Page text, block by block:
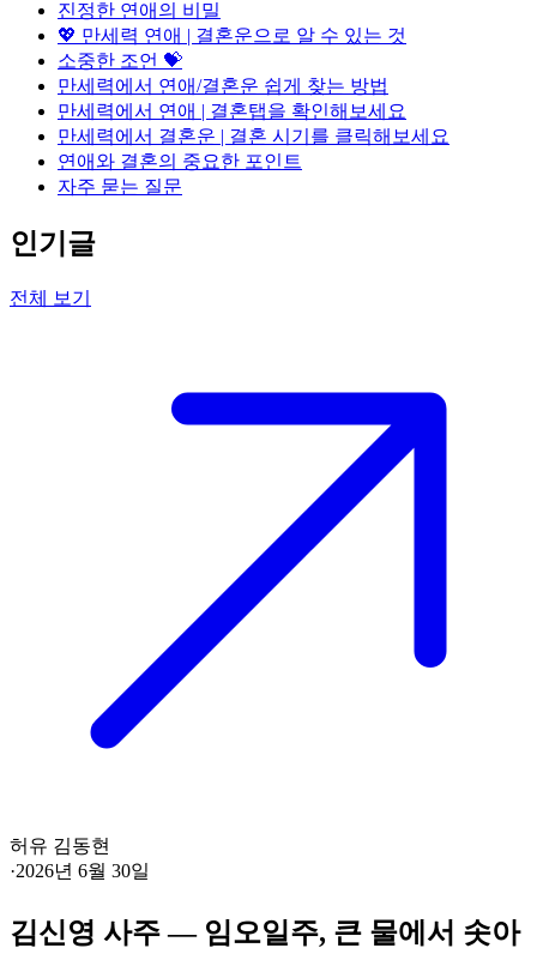
진정한 연애의 비밀
💖 만세력 연애 | 결혼운으로 알 수 있는 것
소중한 조언 💝
만세력에서 연애/결혼운 쉽게 찾는 방법
만세력에서 연애 | 결혼탭을 확인해보세요
만세력에서 결혼운 | 결혼 시기를 클릭해보세요
연애와 결혼의 중요한 포인트
자주 묻는 질문
인기글
전체 보기
허유 김동현
·2026년 6월 30일
김신영 사주 — 임오일주, 큰 물에서 솟아